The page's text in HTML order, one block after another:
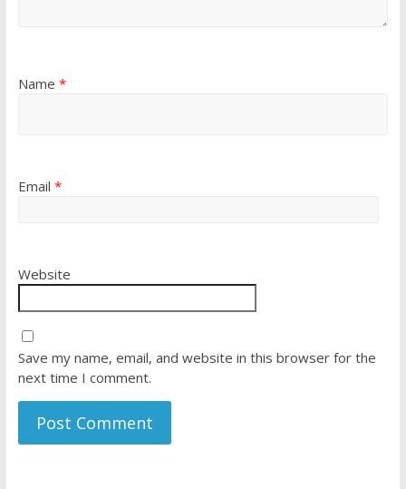
Name *
Email *
Website
Save my name, email, and website in this browser for the
next time I comment.